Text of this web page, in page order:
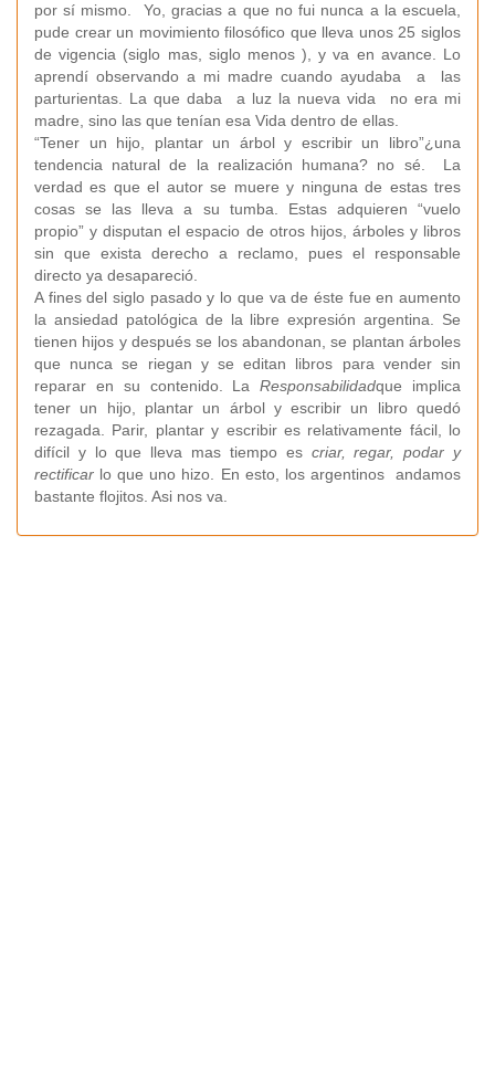
por sí mismo. Yo, gracias a que no fui nunca a la escuela,
pude crear un movimiento filosófico que lleva unos 25 siglos
de vigencia (siglo mas, siglo menos ), y va en avance. Lo
aprendí observando a mi madre cuando ayudaba a las
parturientas. La que daba a luz la nueva vida no era mi
madre, sino las que tenían esa Vida dentro de ellas.
“Tener un hijo, plantar un árbol y escribir un libro”¿una
tendencia natural de la realización humana? no sé. La
verdad es que el autor se muere y ninguna de estas tres
cosas se las lleva a su tumba. Estas adquieren “vuelo
propio” y disputan el espacio de otros hijos, árboles y libros
sin que exista derecho a reclamo, pues el responsable
directo ya desapareció.
A fines del siglo pasado y lo que va de éste fue en aumento
la ansiedad patológica de la libre expresión argentina. Se
tienen hijos y después se los abandonan, se plantan árboles
que nunca se riegan y se editan libros para vender sin
reparar en su contenido. LaResponsabilidadque implica
tener un hijo, plantar un árbol y escribir un libro quedó
rezagada. Parir, plantar y escribir es relativamente fácil, lo
difícil y lo que lleva mas tiempo es criar, regar, podar y
rectificar lo que uno hizo. En esto, los argentinos andamos
bastante flojitos. Asi nos va.